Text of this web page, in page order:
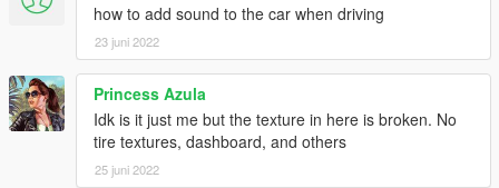
how to add sound to the car when driving
23 juni 2022
Princess Azula
Idk is it just me but the texture in here is broken. No
tire textures, dashboard, and others
25 juni 2022